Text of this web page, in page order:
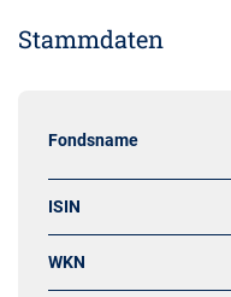
Stammdaten
Fondsname
ISIN
WKN